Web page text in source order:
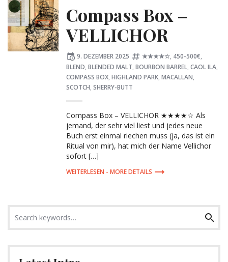
Compass Box –
VELLICHOR
Posted
on
9. DEZEMBER 2025 Tagged:
★★★★☆, 450-500€,
BLEND, BLENDED MALT, BOURBON BARREL, CAOL ILA,
COMPASS BOX, HIGHLAND PARK, MACALLAN,
SCOTCH, SHERRY-BUTT
Compass Box – VELLICHOR ★★★★☆ Als
jemand, der sehr viel liest und jedes neue
Buch erst einmal riechen muss (ja, das ist ein
Ritual von mir), hat mich der Name Vellichor
sofort […]
MORE DETAILS
for:
Search